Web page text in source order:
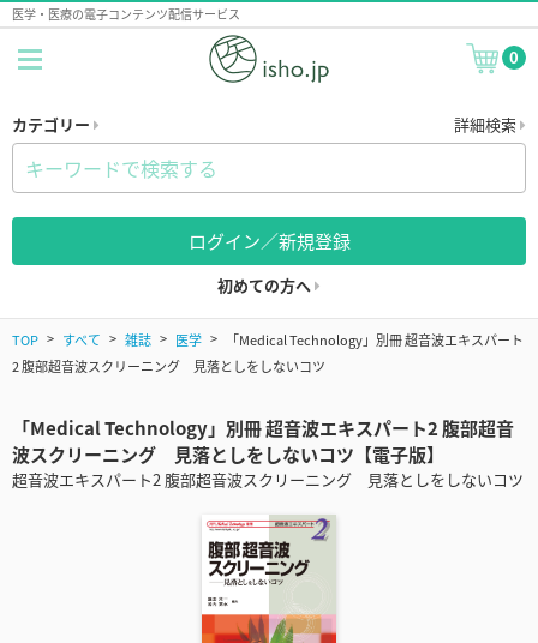
医学・医療の電子コンテンツ配信サービス
0
カテゴリー 詳細検索
ログイン／新規登録
初めての方へ
TOP すべて 雑誌 医学
「Medical Technology」別冊 超音波エキスパート
2 腹部超音波スクリーニング 見落としをしないコツ
「Medical Technology」別冊 超音波エキスパート2 腹部超音
波スクリーニング 見落としをしないコツ【電子版】
超音波エキスパート2 腹部超音波スクリーニング 見落としをしないコツ